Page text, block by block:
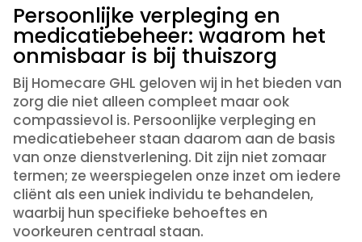
Persoonlijke verpleging en
medicatiebeheer: waarom het
onmisbaar is bij thuiszorg
Bij Homecare GHL geloven wij in het bieden van
zorg die niet alleen compleet maar ook
compassievol is. Persoonlijke verpleging en
medicatiebeheer staan daarom aan de basis
van onze dienstverlening. Dit zijn niet zomaar
termen; ze weerspiegelen onze inzet om iedere
cliënt als een uniek individu te behandelen,
waarbij hun specifieke behoeftes en
voorkeuren centraal staan.